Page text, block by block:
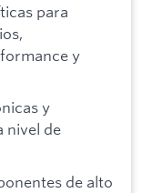
para
y
y
nivel de
de alto